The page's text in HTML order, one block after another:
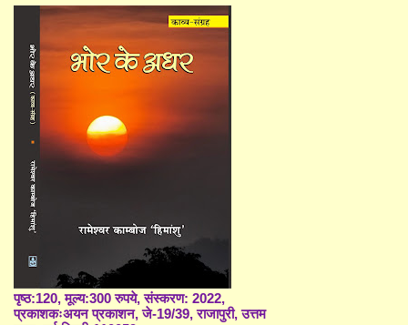
पृष्ठ:120, मूल्य:300 रुपये, संस्करण: 2022,
प्रकाशकःअयन प्रकाशन, जे-19/39, राजापुरी, उत्तम